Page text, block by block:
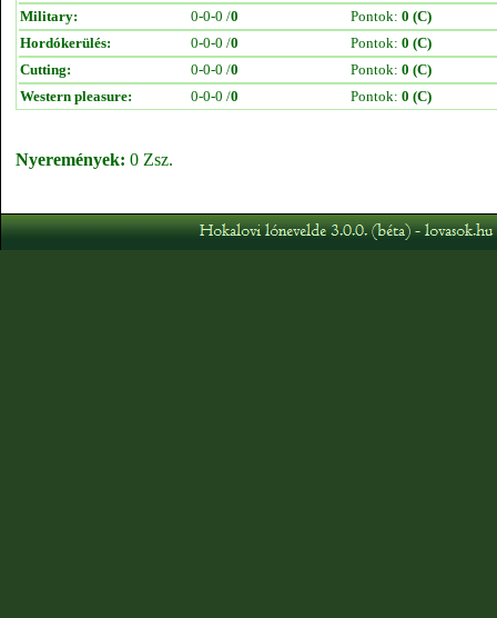
Military:
0-0-0 /0 Pontok: 0 (C)
Hordókerülés:
0-0-0 /0 Pontok: 0 (C)
Cutting:
0-0-0 /0 Pontok: 0 (C)
Western pleasure:
0-0-0 /0 Pontok: 0 (C)
Nyeremények: 0 Zsz.